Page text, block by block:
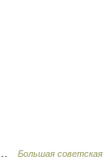
Большая советская